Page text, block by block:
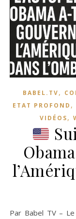
BABEL.TV,
ETAT PROFOND ,
VIDÉOS,
Par Babel TV – Le 27 mai 2025 Et si Joe Biden… n’avait